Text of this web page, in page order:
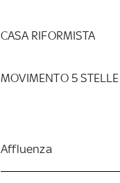
CASA RIFORMISTA
MOVIMENTO 5 STELLE
Affluenza